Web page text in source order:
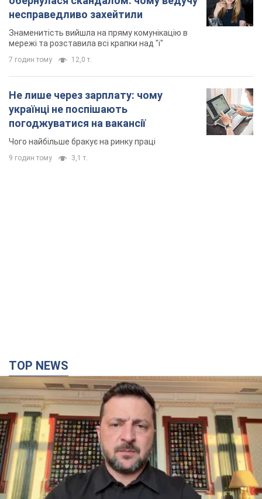
погоджуватися на вакансії
9 годин тому 3,1 т.
"Захист нашого життя": Зеленський про
антибалістику FREYJA, санкції проти Росії й
підтримку аграріїв. Відео
Європейські партнери долучаються до спільного проєкту
5 годин тому 53,3 т.